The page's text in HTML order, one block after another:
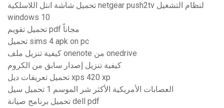
تحميل شاشة انتل اللاسلكية netgear push2tv لنظام التشغيل
windows 10
تحميل تقويم pdf مجاناً
تحميل sims 4 apk on pc
كيفية تنزيل ملف onenote من onedrive
كيفية تنزيل إصدار سابق من الكروم
تحميل تعريفات ديل xps 420 xp
العصابات الأمريكية الأكثر شر الموسم 1 تحميل سيل
تحميل برنامج صيانة dell pdf